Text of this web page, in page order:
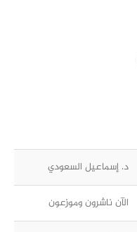
د. إسماعيل السعودي
الآن ناشرون وموزعون